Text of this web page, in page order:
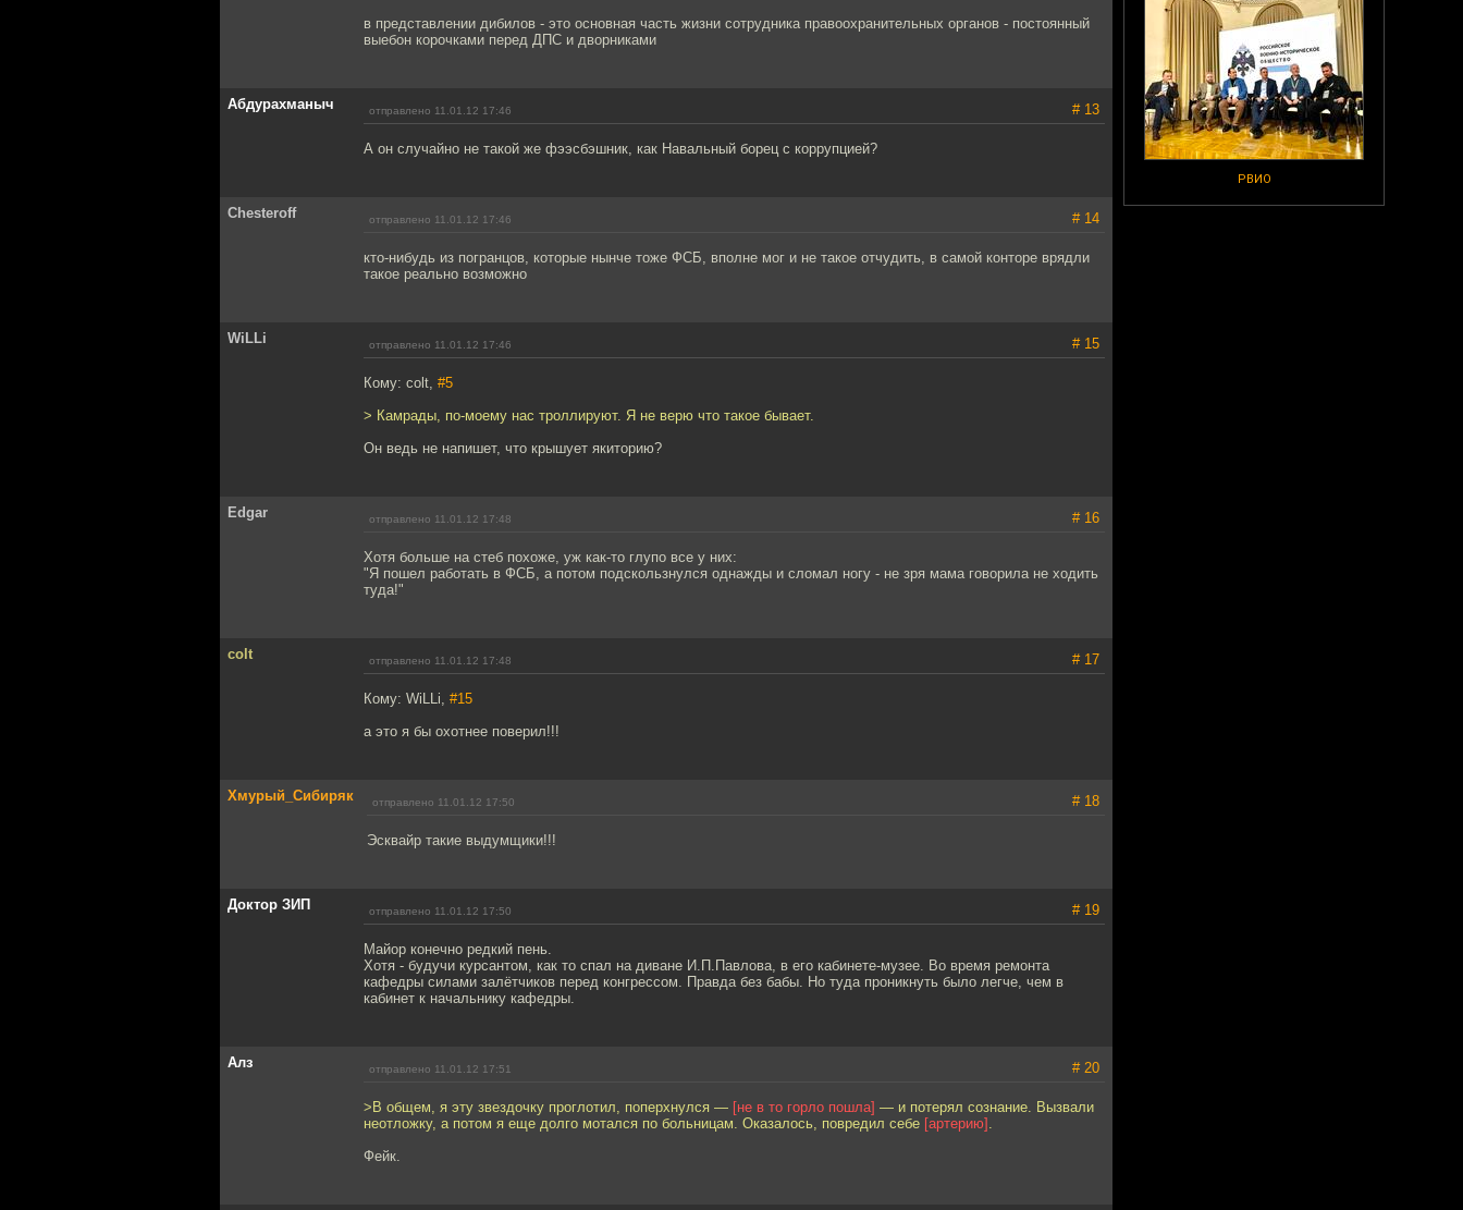
РВИО
в представлении дибилов - это основная часть жизни сотрудника правоохранительных органов - постоянный
выебон корочками перед ДПС и дворниками
Абдурахманыч отправлено 11.01.12 17:46 # 13
А он случайно не такой же фээсбэшник, как Навальный борец с коррупцией?
Chesteroff отправлено 11.01.12 17:46 # 14
кто-нибудь из погранцов, которые нынче тоже ФСБ, вполне мог и не такое отчудить, в самой конторе врядли
такое реально возможно
WiLLi отправлено 11.01.12 17:46 # 15
Кому: colt, #5
> Камрады, по-моему нас троллируют. Я не верю что такое бывает.
Он ведь не напишет, что крышует якиторию?
Edgar отправлено 11.01.12 17:48 # 16
Хотя больше на стеб похоже, уж как-то глупо все у них:
"Я пошел работать в ФСБ, а потом подскользнулся однажды и сломал ногу - не зря мама говорила не ходить
туда!"
colt отправлено 11.01.12 17:48 # 17
Кому: WiLLi, #15
а это я бы охотнее поверил!!!
Хмурый_Сибиряк отправлено 11.01.12 17:50 # 18
Эсквайр такие выдумщики!!!
Доктор ЗИП отправлено 11.01.12 17:50 # 19
Майор конечно редкий пень.
Хотя - будучи курсантом, как то спал на диване И.П.Павлова, в его кабинете-музее. Во время ремонта
кафедры силами залётчиков перед конгрессом. Правда без бабы. Но туда проникнуть было легче, чем в
кабинет к начальнику кафедры.
Алз отправлено 11.01.12 17:51 # 20
>В общем, я эту звездочку проглотил, поперхнулся — [не в то горло пошла] — и потерял сознание. Вызвали
неотложку, а потом я еще долго мотался по больницам. Оказалось, повредил себе [артерию] .
Фейк.